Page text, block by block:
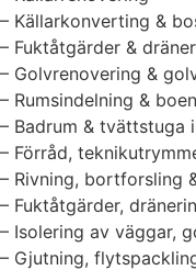
– Källarkonverting &
– Fuktåtgärder &
– Golvrenovering &
– Rumsindelning &
– Badrum & tvättstuga
– Förråd,
– Rivning, bortforsling
– Fuktåtgärder,
– Isolering av väggar,
– Gjutning,